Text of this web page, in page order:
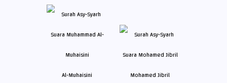
Al-Muhaisini Mohamed Jibril